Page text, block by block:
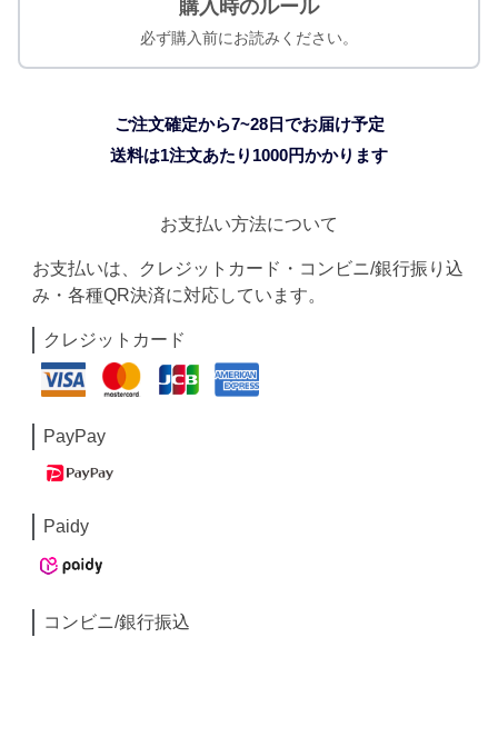
購入時のルール
必ず購入前にお読みください。
ご注文確定から7~28日でお届け予定
送料は1注文あたり 1000円かかります
お支払い方法について
お支払いは、クレジットカード・コンビニ/銀行振り込
み・各種QR決済に対応しています。
クレジットカード
PayPay
Paidy
コンビニ/銀行振込